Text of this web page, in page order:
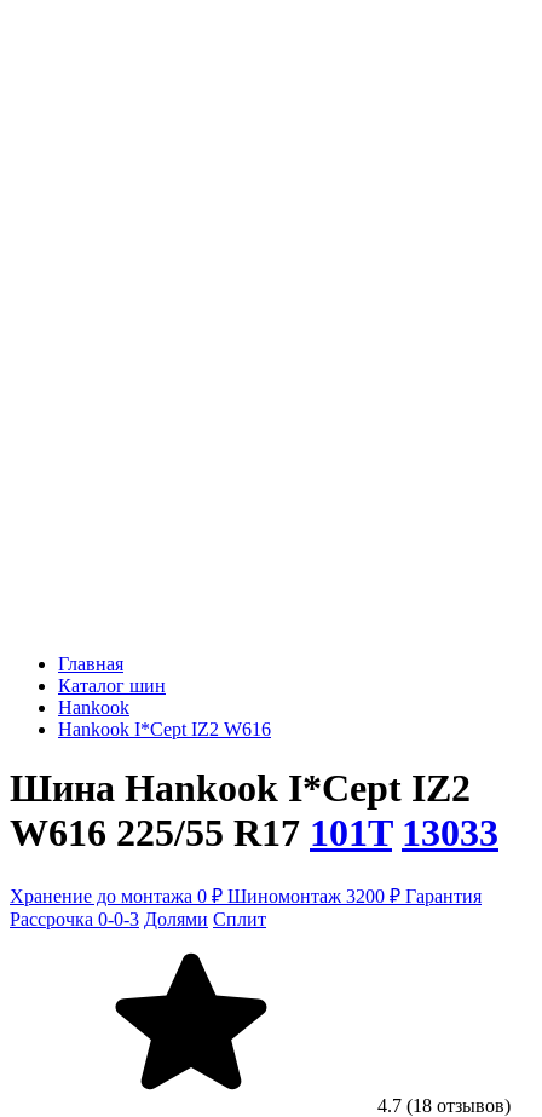
Главная
Каталог шин
Hankook
Hankook I*Cept IZ2 W616
Шина Hankook I*Cept IZ2
W616 225/55 R17 101T 13033
Хранение до монтажа 0 ₽ Шиномонтаж 3200 ₽ Гарантия
Рассрочка 0-0-3 Долями Сплит
4.7 (18 отзывов)